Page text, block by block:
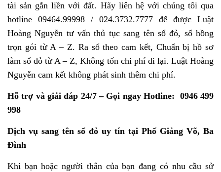
tài sản gắn liền với đất. Hãy liên hệ với chúng tôi qua
hotline 09464.99998 / 024.3732.7777 để được Luật
Hoàng Nguyễn tư vấn thủ tục sang tên sổ đỏ, sổ hồng
trọn gói từ A – Z. Ra sổ theo cam kết, Chuẩn bị hồ sơ
làm sổ đỏ từ A – Z, Không tốn chi phí đi lại. Luật Hoàng
Nguyễn cam kết không phát sinh thêm chi phí.
Hỗ trợ và giải đáp 24/7 – Gọi ngay Hotline: 0946 499
998
Dịch vụ sang tên sổ đỏ uy tín tại Phố Giảng Võ, Ba
Đình
Khi bạn hoặc người thân của bạn đang có nhu cầu sử